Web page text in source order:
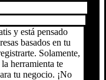
y está pensado
basados en tu
Solamente,
herramienta te
tu negocio. ¡No